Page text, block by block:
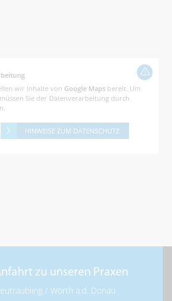
wir Inhalte von Google Maps bereit. Um
Sie der Datenverarbeitung durch
HINWEISE ZUM DATENSCHUTZ
zu unseren Praxen
/Wörth a.d. Donau